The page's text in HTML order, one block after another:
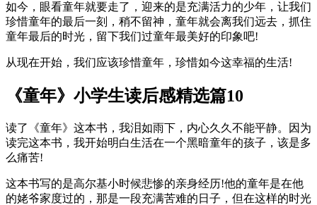
如今，眼看童年就要走了，迎来的是充满活力的少年，让我们
珍惜童年的最后一刻，稍不留神，童年就会离我们远去，抓住
童年最后的时光，留下我们过童年最美好的印象吧!
从现在开始，我们应该珍惜童年，珍惜如今这幸福的生活!
《童年》小学生读后感精选篇10
读了《童年》这本书，我泪如雨下，内心久久不能平静。因为
读完这本书，我开始明白生活在一个黑暗童年的孩子，该是多
么痛苦!
这本书写的是高尔基小时候悲惨的亲身经历!他的童年是在他
的姥爷家度过的，那是一段充满苦难的日子，但在这样的时光